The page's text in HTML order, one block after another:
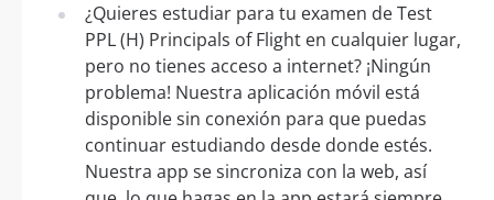
¿Quieres estudiar para tu examen de Test
PPL (H) Principals of Flight en cualquier lugar,
pero no tienes acceso a internet? ¡Ningún
problema! Nuestra aplicación móvil está
disponible sin conexión para que puedas
continuar estudiando desde donde estés.
Nuestra app se sincroniza con la web, así